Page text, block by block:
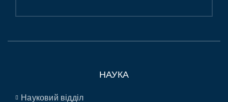
НАУКА
Науковий відділ